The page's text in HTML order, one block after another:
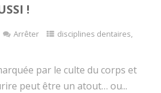
!
Arrêter disciplines dentaires,
par le culte du corps et
peut être un atout… ou...